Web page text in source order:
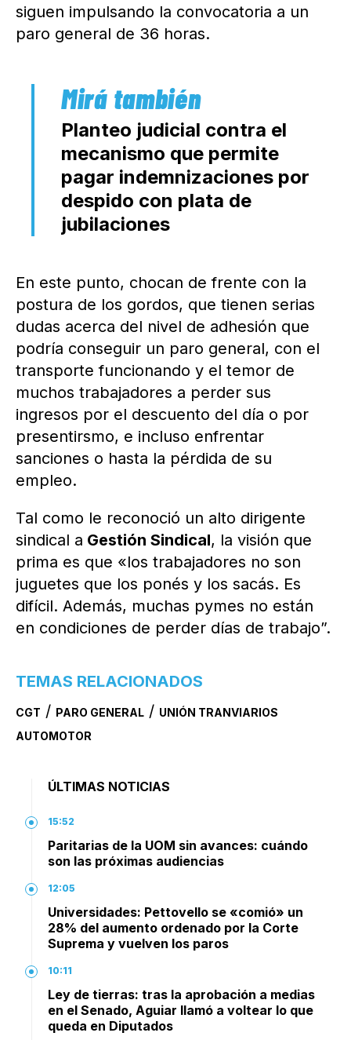
siguen impulsando la convocatoria a un
paro general de 36 horas.
Planteo judicial contra el
mecanismo que permite
pagar indemnizaciones por
despido con plata de
jubilaciones
En este punto, chocan de frente con la
postura de los gordos, que tienen serias
dudas acerca del nivel de adhesión que
podría conseguir un paro general, con el
transporte funcionando y el temor de
muchos trabajadores a perder sus
ingresos por el descuento del día o por
presentirsmo, e incluso enfrentar
sanciones o hasta la pérdida de su
empleo.
Tal como le reconoció un alto dirigente
sindical a Gestión Sindical, la visión que
prima es que «los trabajadores no son
juguetes que los ponés y los sacás. Es
difícil. Además, muchas pymes no están
en condiciones de perder días de trabajo”.
TEMAS RELACIONADOS
CGT / PARO GENERAL / UNIÓN TRANVIARIOS
AUTOMOTOR
ÚLTIMAS NOTICIAS
15:52
Paritarias de la UOM sin avances: cuándo
son las próximas audiencias
12:05
Universidades: Pettovello se «comió» un
28% del aumento ordenado por la Corte
Suprema y vuelven los paros
10:11
Ley de tierras: tras la aprobación a medias
en el Senado, Aguiar llamó a voltear lo que
queda en Diputados